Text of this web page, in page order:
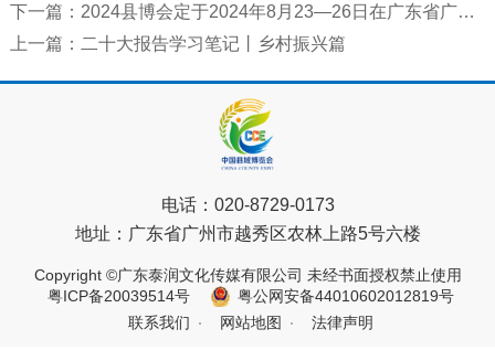
下一篇：2024县博会定于2024年8月23—26日在广东省广州市举行
上一篇：二十大报告学习笔记丨乡村振兴篇
电话： 020-8729-0173
地址： 广东省广州市越秀区农林上路5号六楼
Copyright ©广东泰润文化传媒有限公司 未经书面授权禁止使用
粤ICP备20039514号
粤公网安备44010602012819号
联系我们
网站地图 法律声明